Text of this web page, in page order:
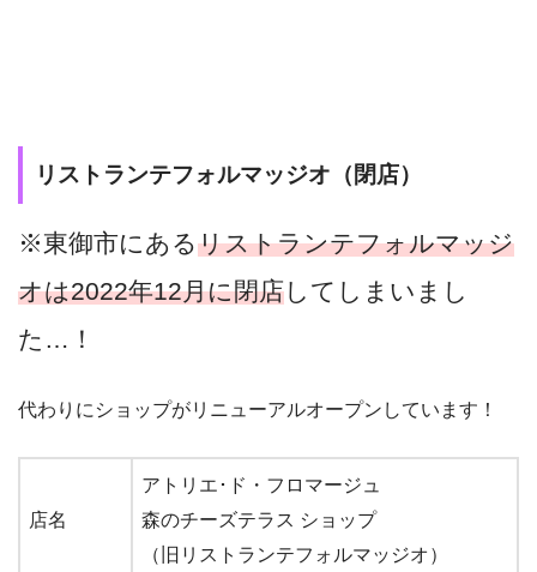
リストランテフォルマッジオ（閉店）
※東御市にあるリストランテフォルマッジ
オは2022年12月に閉店してしまいまし
た…！
代わりにショップがリニューアルオープンしています！
店名
アトリエ･ド・フロマージュ
森のチーズテラス ショップ
（旧リストランテフォルマッジオ）